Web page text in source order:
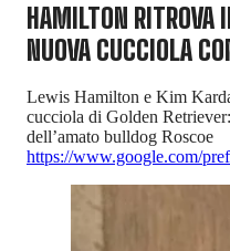
HAMILTON RITROVA
NUOVA CUCCIOLA
Lewis Hamilton e Kim
cucciola di Golden
dell’amato bulldog Roscoe
https://www.google.com/